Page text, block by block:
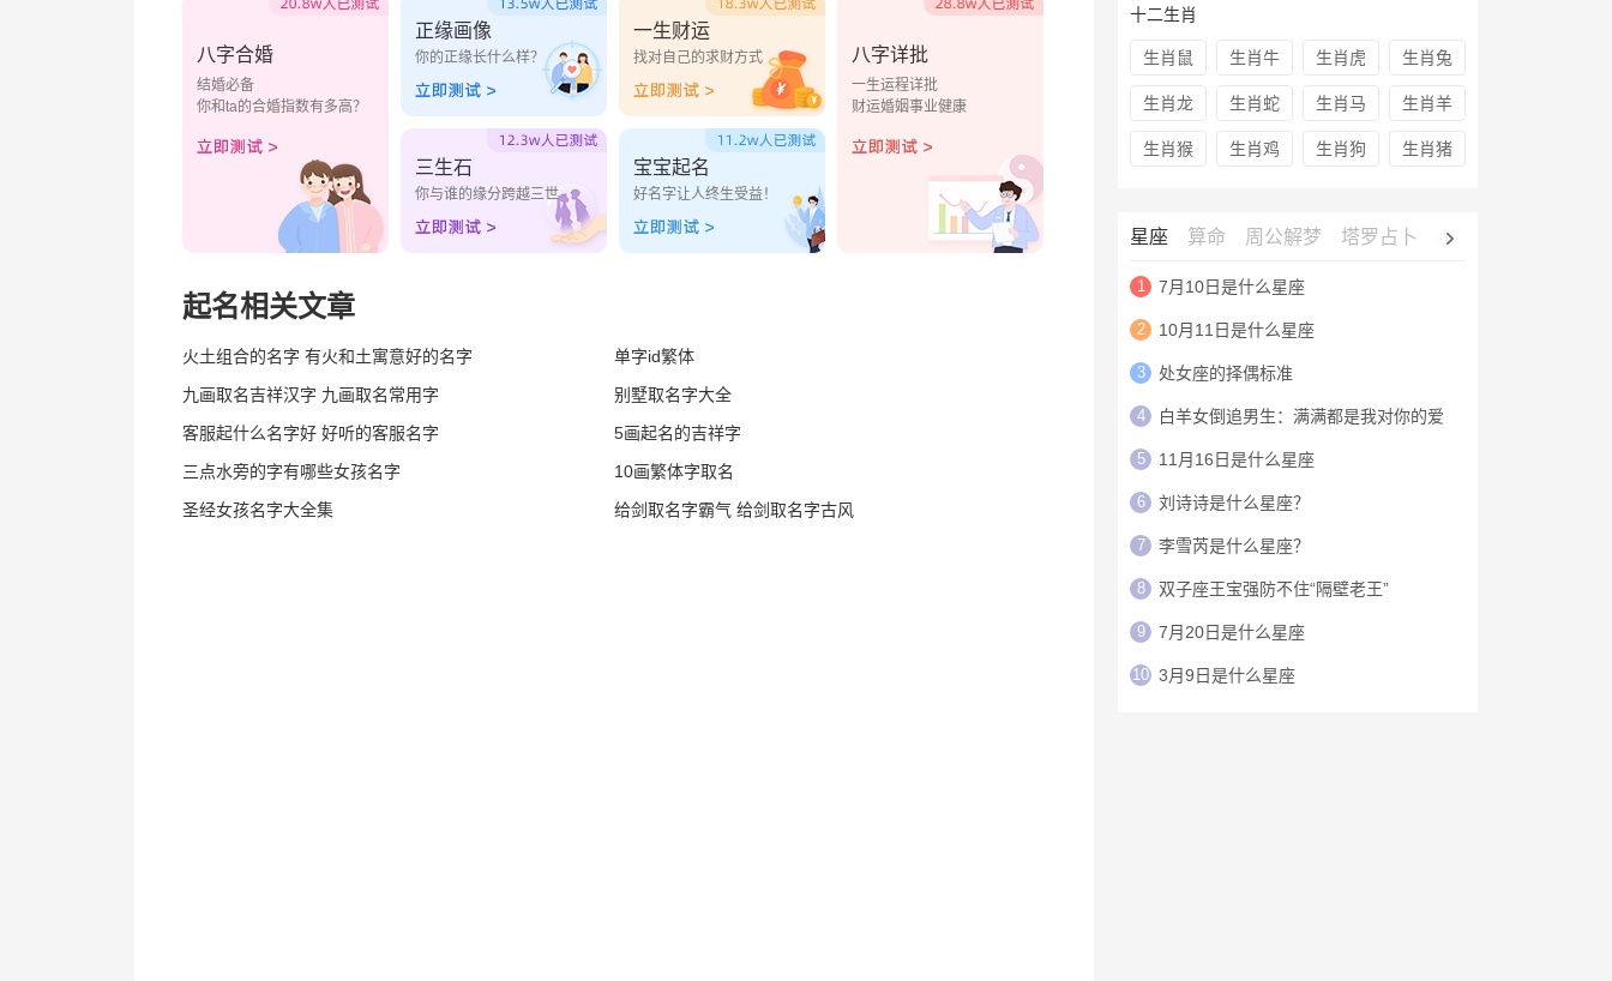
八字合婚
结婚必备
你和ta的合婚指数有多高？
正缘画像
你的正缘长什么样？
一生财运
找对自己的求财方式
三生石
你与谁的缘分跨越三世
宝宝起名
好名字让人终生受益！
八字详批
一生运程详批
财运婚姻事业健康
起名相关文章
火土组合的名字 有火和土寓意好的名字
单字id繁体
九画取名吉祥汉字 九画取名常用字
别墅取名字大全
客服起什么名字好 好听的客服名字
5画起名的吉祥字
三点水旁的字有哪些女孩名字
10画繁体字取名
圣经女孩名字大全集
给剑取名字霸气 给剑取名字古风
十二生肖
生肖鼠 生肖牛 生肖虎 生肖兔
生肖龙 生肖蛇 生肖马 生肖羊
生肖猴 生肖鸡 生肖狗 生肖猪
星座 算命 周公解梦 塔罗占卜 心理测试
1 7月10日是什么星座
2 10月11日是什么星座
3 处女座的择偶标准
4 白羊女倒追男生：满满都是我对你的爱
5 11月16日是什么星座
6 刘诗诗是什么星座？
7 李雪芮是什么星座？
8 双子座王宝强防不住“隔壁老王”
9 7月20日是什么星座
10 3月9日是什么星座